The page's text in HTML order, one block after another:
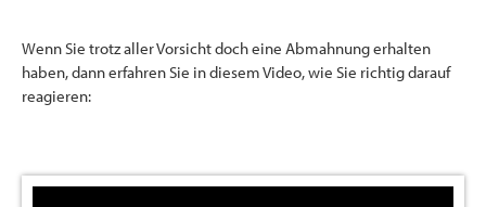
Wenn Sie trotz aller Vorsicht doch eine Abmahnung erhalten
haben, dann erfahren Sie in diesem Video, wie Sie richtig darauf
reagieren: